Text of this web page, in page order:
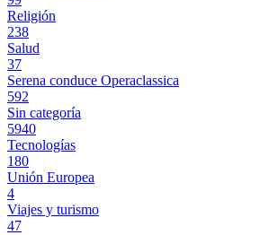
Religión
238
Salud
37
Serena conduce Operaclassica
592
Sin categoría
5940
Tecnologías
180
Unión Europea
4
Viajes y turismo
47